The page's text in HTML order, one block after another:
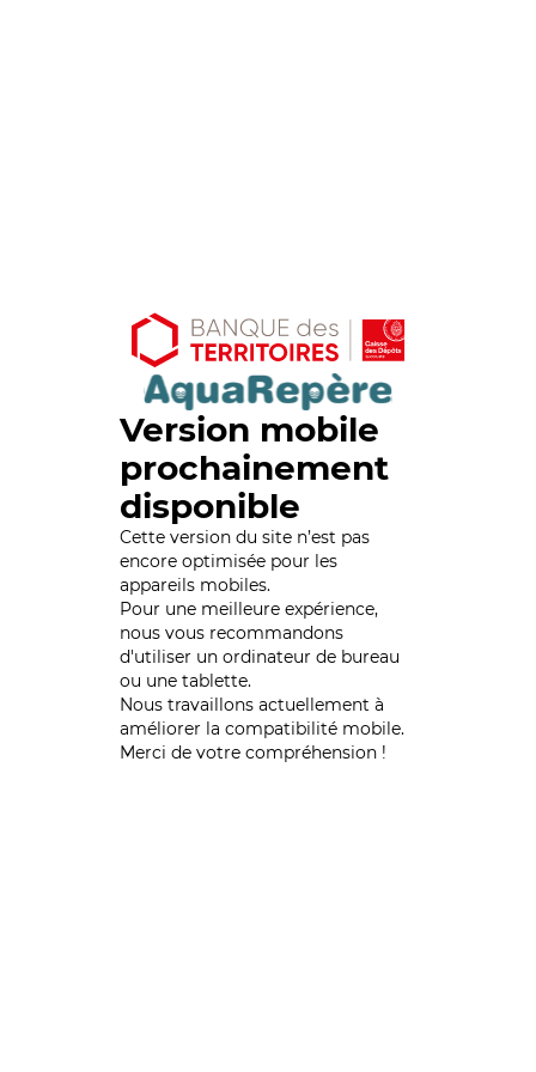
Version mobile
prochainement
disponible
Cette version du site n’est pas
encore optimisée pour les
appareils mobiles.
Pour une meilleure expérience,
nous vous recommandons
d'utiliser un ordinateur de bureau
ou une tablette.
Nous travaillons actuellement à
améliorer la compatibilité mobile.
Merci de votre compréhension !